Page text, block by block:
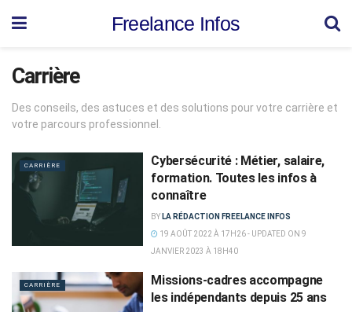
Freelance Infos
Carrière
Des conseils, des astuces et des solutions pour votre carrière et
votre parcours professionnel.
CARRIÈRE
Cybersécurité : Métier, salaire,
formation. Toutes les infos à
connaître
BY LA RÉDACTION FREELANCE INFOS
19 AOÛT 2022 À 17H26 - UPDATED ON 9
JANVIER 2023 À 18H40
CARRIÈRE
Missions-cadres accompagne
les indépendants depuis 25 ans